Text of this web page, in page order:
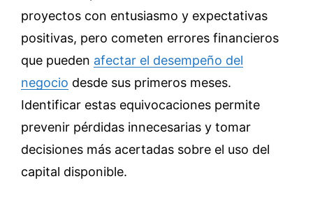
proyectos con entusiasmo y expectativas
positivas, pero cometen errores financieros
que pueden afectar el desempeño del
negocio desde sus primeros meses.
Identificar estas equivocaciones permite
prevenir pérdidas innecesarias y tomar
decisiones más acertadas sobre el uso del
capital disponible.